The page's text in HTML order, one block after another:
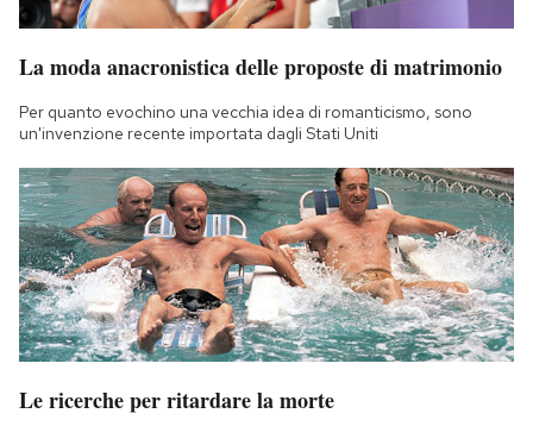
La moda anacronistica delle proposte di matrimonio
Per quanto evochino una vecchia idea di romanticismo, sono
un'invenzione recente importata dagli Stati Uniti
Le ricerche per ritardare la morte